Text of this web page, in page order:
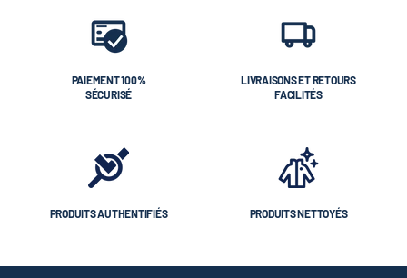
PAIEMENT 100%
SÉCURISÉ
LIVRAISONS ET RETOURS
FACILITÉS
PRODUITS AUTHENTIFIÉS PRODUITS NETTOYÉS